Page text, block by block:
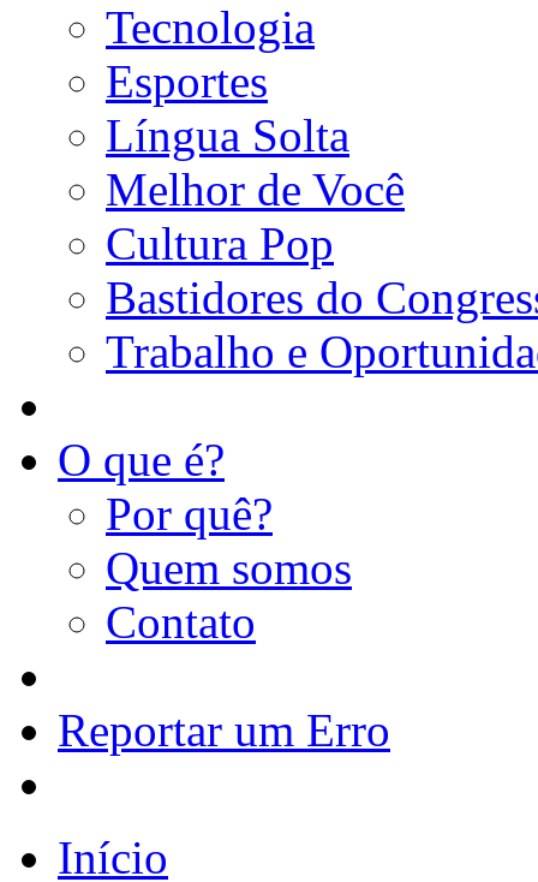
Tecnologia
Esportes
Língua Solta
Melhor de Você
Cultura Pop
Bastidores do
Trabalho e
O que é?
Por quê?
Quem somos
Contato
Reportar um Erro
Início